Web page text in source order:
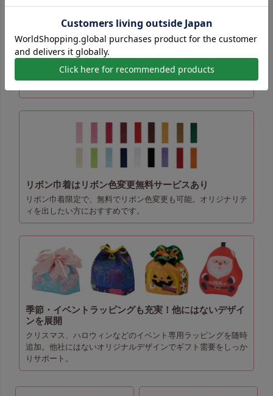
不織布製平袋・巾着を中心に豊富なラッピング資材を
取り揃え
不織布製平袋・不織布製巾着を中心に、幅広いサイズとカラー
リボン巾着はリボン色変更無料サービスあり
リボン巾着限定で、無料でリボン色変更も可能。オリジナリテ
ィを出したい方におすすめです。
季節・イベントラッピングも充実！他にはないデザイ
ンを展開
クリスマス、ハロウィンなどのイベント専用ラッピングを随時
追加。他社にはないオリジナルデザインでギフト需要をしっか
りサポート。